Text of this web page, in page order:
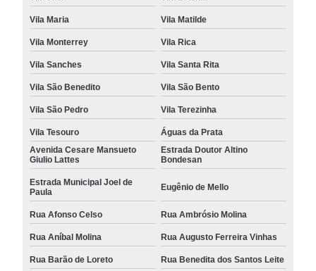
Vila Maria Vila Matilde
Vila Monterrey Vila Rica
Vila Sanches Vila Santa Rita
Vila São Benedito Vila São Bento
Vila São Pedro Vila Terezinha
Vila Tesouro
Águas da Prata
Avenida Cesare Mansueto
Giulio Lattes
Estrada Doutor Altino
Bondesan
Estrada Municipal Joel de
Paula
Eugênio de Mello
Rua Afonso Celso Rua Ambrósio Molina
Rua Aníbal Molina Rua Augusto Ferreira Vinhas
Rua Barão de Loreto Rua Benedita dos Santos Leite